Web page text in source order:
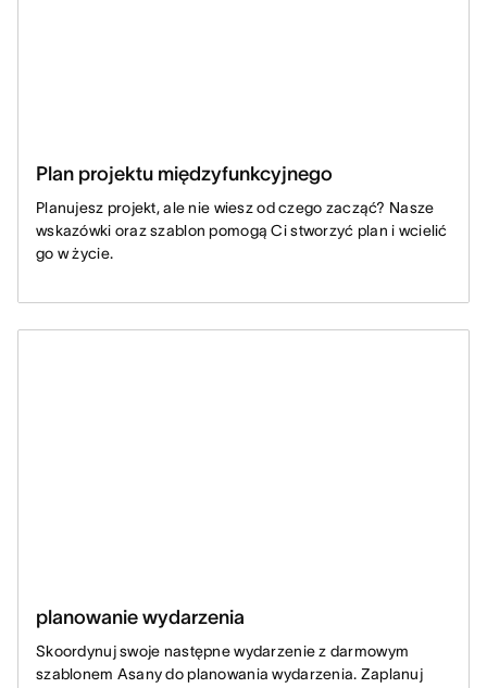
Plan projektu międzyfunkcyjnego
Planujesz projekt, ale nie wiesz od czego zacząć? Nasze
wskazówki oraz szablon pomogą Ci stworzyć plan i wcielić
go w życie.
planowanie wydarzenia
Skoordynuj swoje następne wydarzenie z darmowym
szablonem Asany do planowania wydarzenia. Zaplanuj